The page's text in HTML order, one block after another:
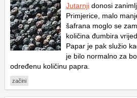
Jutarnji donosi
Primjerice, malo
šafrana moglo se
količina đumbira
Papar je pak služio
je bilo normalno za
određenu količinu papra.
začini